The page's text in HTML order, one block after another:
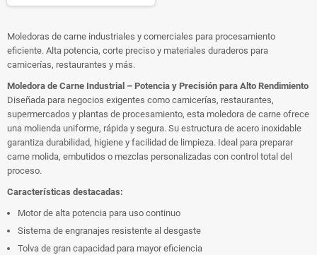
Moledoras de carne industriales y comerciales para procesamiento
eficiente. Alta potencia, corte preciso y materiales duraderos para
carnicerías, restaurantes y más.
Moledora de Carne Industrial – Potencia y Precisión para Alto Rendimiento
Diseñada para negocios exigentes como carnicerías, restaurantes,
supermercados y plantas de procesamiento, esta moledora de carne ofrece
una molienda uniforme, rápida y segura. Su estructura de acero inoxidable
garantiza durabilidad, higiene y facilidad de limpieza. Ideal para preparar
carne molida, embutidos o mezclas personalizadas con control total del
proceso.
Características destacadas:
Motor de alta potencia para uso continuo
Sistema de engranajes resistente al desgaste
Tolva de gran capacidad para mayor eficiencia